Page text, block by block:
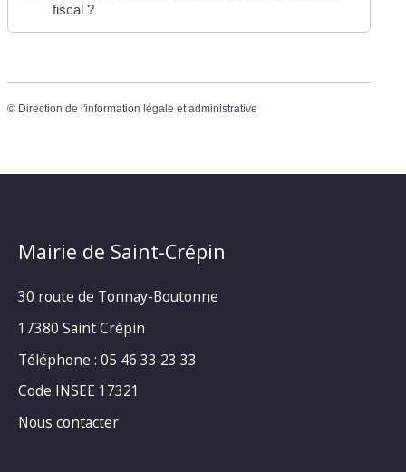
fiscal ?
© Direction de l'information légale et administrative
Mairie de Saint-Crépin
30 route de Tonnay-Boutonne
17380 Saint Crépin
Téléphone : 05 46 33 23 33
Code INSEE 17321
Nous contacter